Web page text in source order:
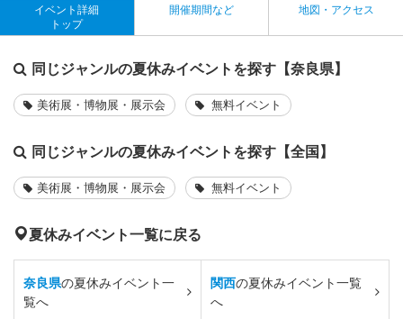
イベント詳細
トップ
開催期間など 地図・アクセス
同じジャンルの夏休みイベントを探す【奈良県】
美術展・博物展・展示会 無料イベント
同じジャンルの夏休みイベントを探す【全国】
美術展・博物展・展示会 無料イベント
夏休みイベント一覧に戻る
奈良県の夏休みイベント一
覧へ
関西の夏休みイベント一覧
へ